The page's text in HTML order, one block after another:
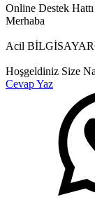
Online Destek Hattı
Merhaba
Acil
Hoşgeldiniz Size
Cevap Yaz